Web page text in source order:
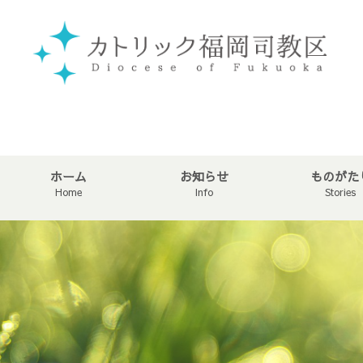
ホーム
Home
お知らせ
Info
ものがた
Stories